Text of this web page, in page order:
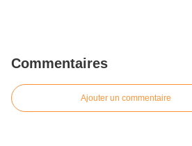
Commentaires
Ajouter un commentaire